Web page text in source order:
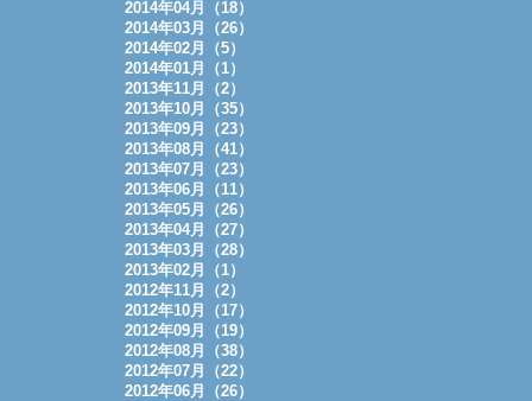
2014年04月（18）
2014年03月（26）
2014年02月（5）
2014年01月（1）
2013年11月（2）
2013年10月（35）
2013年09月（23）
2013年08月（41）
2013年07月（23）
2013年06月（11）
2013年05月（26）
2013年04月（27）
2013年03月（28）
2013年02月（1）
2012年11月（2）
2012年10月（17）
2012年09月（19）
2012年08月（38）
2012年07月（22）
2012年06月（26）